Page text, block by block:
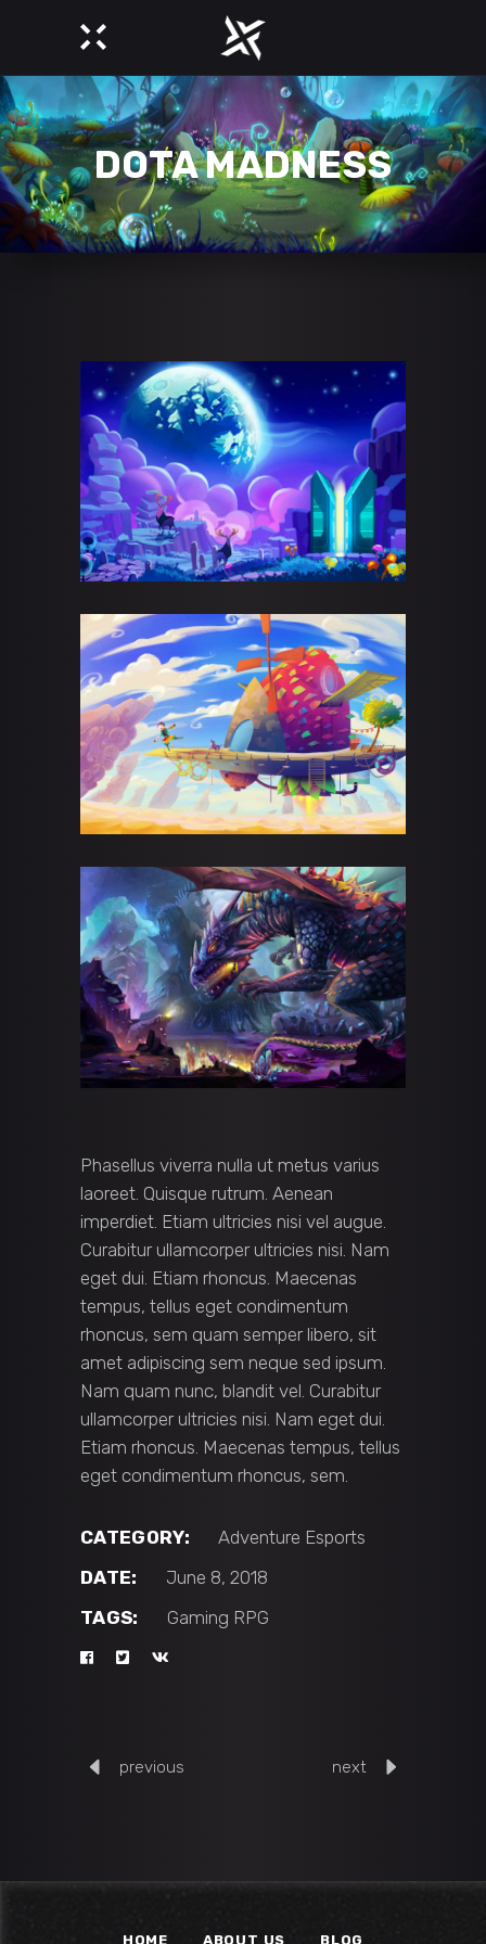
DOTA MADNESS
Phasellus viverra nulla ut metus varius
laoreet. Quisque rutrum. Aenean
imperdiet. Etiam ultricies nisi vel augue.
Curabitur ullamcorper ultricies nisi. Nam
eget dui. Etiam rhoncus. Maecenas
tempus, tellus eget condimentum
rhoncus, sem quam semper libero, sit
amet adipiscing sem neque sed ipsum.
Nam quam nunc, blandit vel. Curabitur
ullamcorper ultricies nisi. Nam eget dui.
Etiam rhoncus. Maecenas tempus, tellus
eget condimentum rhoncus, sem.
CATEGORY: Adventure Esports
DATE:
June 8, 2018
TAGS:
Gaming RPG
previous next
HOME ABOUT US BLOG